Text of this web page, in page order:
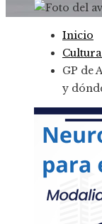
Inicio
GP de
y